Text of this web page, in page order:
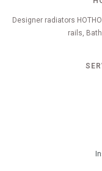
Designer radiators
rails,